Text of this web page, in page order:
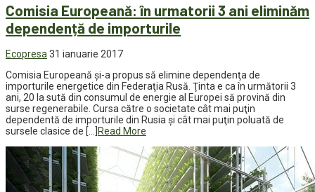
Comisia Europeană: în urmatorii 3 ani eliminăm
dependență de importurile
Ecopresa 31 ianuarie 2017
Comisia Europeană şi-a propus să elimine dependenţa de
importurile energetice din Federaţia Rusă. Ţinta e ca în următorii 3
ani, 20 la sută din consumul de energie al Europei să provină din
surse regenerabile. Cursa către o societate cât mai puţin
dependentă de importurile din Rusia şi cât mai puţin poluată de
sursele clasice de […]
Read More